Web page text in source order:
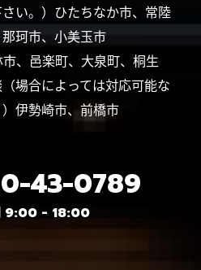
い。）ひたちなか市、常陸
珂市、小美玉市
、邑楽町、大泉町、桐生
場合によっては対応可能な
伊勢崎市、前橋市
43-0789
9:00 - 18:00